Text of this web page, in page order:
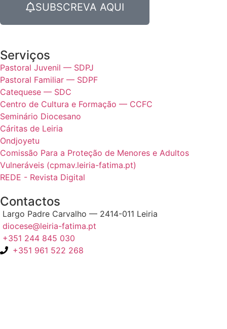
SUBSCREVA AQUI
Serviços
Pastoral Juvenil — SDPJ
Pastoral Familiar — SDPF
Catequese — SDC
Centro de Cultura e Formação — CCFC
Seminário Diocesano
Cáritas de Leiria
Ondjoyetu
Comissão Para a Proteção de Menores e Adultos
Vulneráveis (cpmav.leiria-fatima.pt)
REDE - Revista Digital
Contactos
Largo Padre Carvalho — 2414-011 Leiria
diocese@leiria-fatima.pt
+351 244 845 030
+351 961 522 268